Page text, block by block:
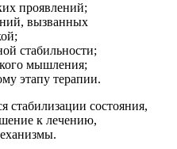
проявлений;
вызванных
стабильности;
мышления;
этапу терапии.
стабилизации состояния,
к лечению,